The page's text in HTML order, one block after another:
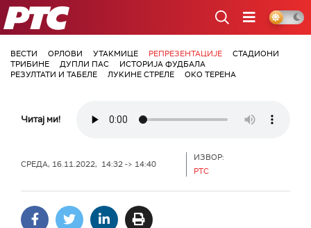
РТС
ВЕСТИ ОРЛОВИ УТАКМИЦЕ РЕПРЕЗЕНТАЦИЈЕ
СТАДИОНИ
ТРИБИНЕ
ДУПЛИ ПАС
ИСТОРИЈА ФУДБАЛА
РЕЗУЛТАТИ И ТАБЕЛЕ
ЛУКИНЕ СТРЕЛЕ ОКО ТЕРЕНА
Читај ми!
СРЕДА, 16.11.2022, 14:32 -> 14:40
ИЗВОР:
РТС